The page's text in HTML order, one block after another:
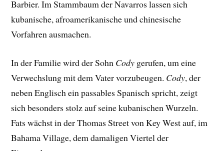
Barbier. Im Stammbaum der Navarros lassen sich
kubanische, afroamerikanische und chinesische
Vorfahren ausmachen.
In der Familie wird der Sohn Cody gerufen, um eine
Verwechslung mit dem Vater vorzubeugen. Cody, der
neben Englisch ein passables Spanisch spricht, zeigt
sich besonders stolz auf seine kubanischen Wurzeln.
Fats wächst in der Thomas Street von Key West auf, im
Bahama Village, dem damaligen Viertel der